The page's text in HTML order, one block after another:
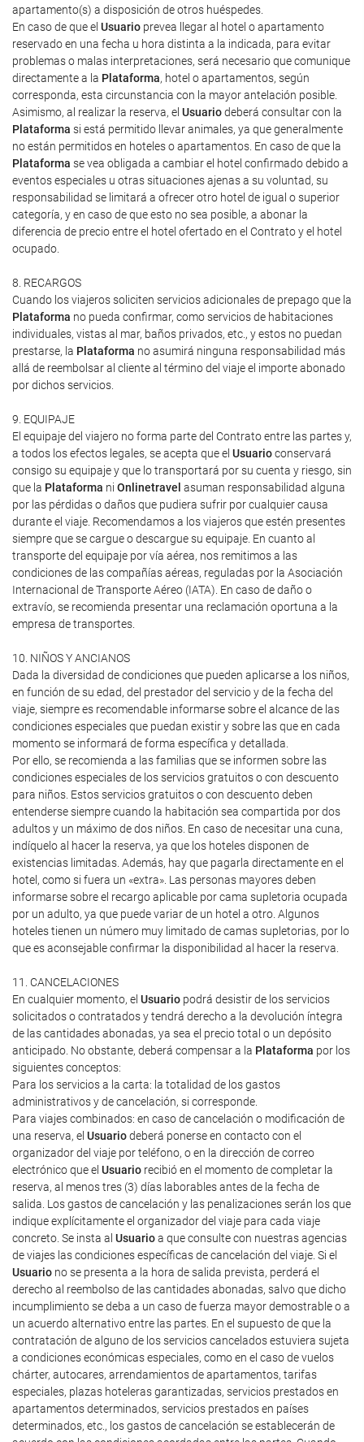
apartamento(s) a disposición de otros huéspedes.
En caso de que el Usuario prevea llegar al hotel o apartamento
reservado en una fecha u hora distinta a la indicada, para evitar
problemas o malas interpretaciones, será necesario que comunique
directamente a la Plataforma, hotel o apartamentos, según
corresponda, esta circunstancia con la mayor antelación posible.
Asimismo, al realizar la reserva, el Usuariodeberá consultar con la
Plataforma si está permitido llevar animales, ya que generalmente
no están permitidos en hoteles o apartamentos. En caso de que la
Plataforma se vea obligada a cambiar el hotel confirmado debido a
eventos especiales u otras situaciones ajenas a su voluntad, su
responsabilidad se limitará a ofrecer otro hotel de igual o superior
categoría, y en caso de que esto no sea posible, a abonar la
diferencia de precio entre el hotel ofertado en el Contrato y el hotel
ocupado.
8. RECARGOS
Cuando los viajeros soliciten servicios adicionales de prepago que la
Plataforma no pueda confirmar, como servicios de habitaciones
individuales, vistas al mar, baños privados, etc., y estos no puedan
prestarse, la Plataforma no asumirá ninguna responsabilidad más
allá de reembolsar al cliente al término del viaje el importe abonado
por dichos servicios.
9. EQUIPAJE
El equipaje del viajero no forma parte del Contrato entre las partes y,
a todos los efectos legales, se acepta que el Usuarioconservará
consigo su equipaje y que lo transportará por su cuenta y riesgo, sin
que la Plataforma ni Onlinetravel asuman responsabilidad alguna
por las pérdidas o daños que pudiera sufrir por cualquier causa
durante el viaje. Recomendamos a los viajeros que estén presentes
siempre que se cargue o descargue su equipaje. En cuanto al
transporte del equipaje por vía aérea, nos remitimos a las
condiciones de las compañías aéreas, reguladas por la Asociación
Internacional de Transporte Aéreo (IATA). En caso de daño o
extravío, se recomienda presentar una reclamación oportuna a la
empresa de transportes.
10. NIÑOS Y ANCIANOS
Dada la diversidad de condiciones que pueden aplicarse a los niños,
en función de su edad, del prestador del servicio y de la fecha del
viaje, siempre es recomendable informarse sobre el alcance de las
condiciones especiales que puedan existir y sobre las que en cada
momento se informará de forma específica y detallada.
Por ello, se recomienda a las familias que se informen sobre las
condiciones especiales de los servicios gratuitos o con descuento
para niños. Estos servicios gratuitos o con descuento deben
entenderse siempre cuando la habitación sea compartida por dos
adultos y un máximo de dos niños. En caso de necesitar una cuna,
indíquelo al hacer la reserva, ya que los hoteles disponen de
existencias limitadas. Además, hay que pagarla directamente en el
hotel, como si fuera un «extra». Las personas mayores deben
informarse sobre el recargo aplicable por cama supletoria ocupada
por un adulto, ya que puede variar de un hotel a otro. Algunos
hoteles tienen un número muy limitado de camas supletorias, por lo
que es aconsejable confirmar la disponibilidad al hacer la reserva.
11. CANCELACIONES
En cualquier momento, el Usuario podrá desistir de los servicios
solicitados o contratados y tendrá derecho a la devolución íntegra
de las cantidades abonadas, ya sea el precio total o un depósito
anticipado. No obstante, deberá compensar a la Plataforma por los
siguientes conceptos:
Para los servicios a la carta: la totalidad de los gastos
administrativos y de cancelación, si corresponde.
Para viajes combinados: en caso de cancelación o modificación de
una reserva, el Usuariodeberá ponerse en contacto con el
organizador del viaje por teléfono, o en la dirección de correo
electrónico que el Usuario recibió en el momento de completar la
reserva, al menos tres (3) días laborables antes de la fecha de
salida. Los gastos de cancelación y las penalizaciones serán los que
indique explícitamente el organizador del viaje para cada viaje
concreto. Se insta al Usuarioa que consulte con nuestras agencias
de viajes las condiciones específicas de cancelación del viaje. Si el
Usuario no se presenta a la hora de salida prevista, perderá el
derecho al reembolso de las cantidades abonadas, salvo que dicho
incumplimiento se deba a un caso de fuerza mayor demostrable o a
un acuerdo alternativo entre las partes. En el supuesto de que la
contratación de alguno de los servicios cancelados estuviera sujeta
a condiciones económicas especiales, como en el caso de vuelos
chárter, autocares, arrendamientos de apartamentos, tarifas
especiales, plazas hoteleras garantizadas, servicios prestados en
apartamentos determinados, servicios prestados en países
determinados, etc., los gastos de cancelación se establecerán de